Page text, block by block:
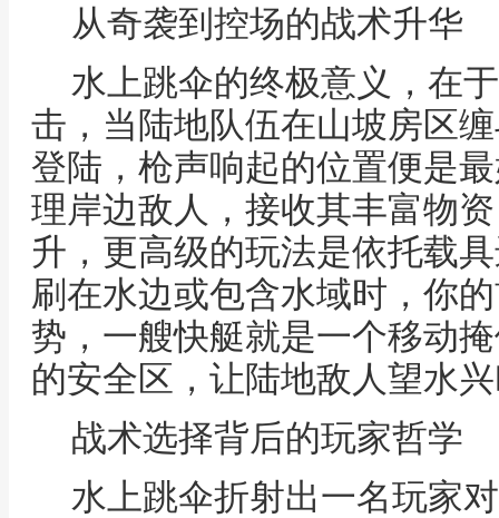
从奇袭到控场的战术升华
水上跳伞的终极意义，在
击，当陆地队伍在山坡房区
登陆，枪声响起的位置便是
理岸边敌人，接收其丰富物
升，更高级的玩法是依托载
刷在水边或包含水域时，你
势，一艘快艇就是一个移动
的安全区，让陆地敌人望水
战术选择背后的玩家哲学
水上跳伞折射出一名玩家